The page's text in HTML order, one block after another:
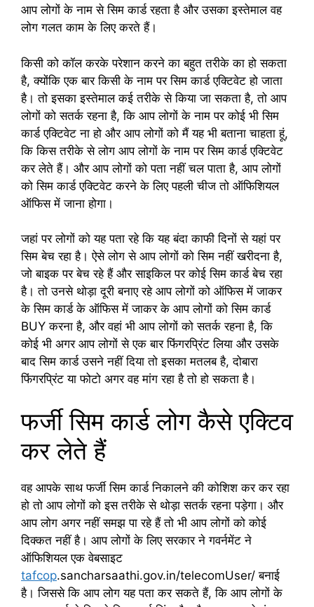
आप लोगों के नाम से सिम कार्ड रहता है और उसका इस्तेमाल वह
लोग गलत काम के लिए करते हैं।
किसी को कॉल करके परेशान करने का बहुत तरीके का हो सकता
है, क्योंकि एक बार किसी के नाम पर सिम कार्ड एक्टिवेट हो जाता
है। तो इसका इस्तेमाल कई तरीके से किया जा सकता है, तो आप
लोगों को सतर्क रहना है, कि आप लोगों के नाम पर कोई भी सिम
कार्ड एक्टिवेट ना हो और आप लोगों को मैं यह भी बताना चाहता हूं,
कि किस तरीके से लोग आप लोगों के नाम पर सिम कार्ड एक्टिवेट
कर लेते हैं। और आप लोगों को पता नहीं चल पाता है, आप लोगों
को सिम कार्ड एक्टिवेट करने के लिए पहली चीज तो ऑफिशियल
ऑफिस में जाना होगा।
जहां पर लोगों को यह पता रहे कि यह बंदा काफी दिनों से यहां पर
सिम बेच रहा है। ऐसे लोग से आप लोगों को सिम नहीं खरीदना है,
जो बाइक पर बेच रहे हैं और साइकिल पर कोई सिम कार्ड बेच रहा
है। तो उनसे थोड़ा दूरी बनाए रहे आप लोगों को ऑफिस में जाकर
के सिम कार्ड के ऑफिस में जाकर के आप लोगों को सिम कार्ड
BUY करना है, और वहां भी आप लोगों को सतर्क रहना है, कि
कोई भी अगर आप लोगों से एक बार फिंगरप्रिंट लिया और उसके
बाद सिम कार्ड उसने नहीं दिया तो इसका मतलब है, दोबारा
फिंगरप्रिंट या फोटो अगर वह मांग रहा है तो हो सकता है।
फर्जी सिम कार्ड लोग कैसे एक्टिव
कर लेते हैं
वह आपके साथ फर्जी सिम कार्ड निकालने की कोशिश कर कर रहा
हो तो आप लोगों को इस तरीके से थोड़ा सतर्क रहना पड़ेगा। और
आप लोग अगर नहीं समझ पा रहे हैं तो भी आप लोगों को कोई
दिक्कत नहीं है। आप लोगों के लिए सरकार ने गवर्नमेंट ने
ऑफिशियल एक वेबसाइट
tafcop.sancharsaathi.gov.in/telecomUser/ बनाई
है। जिससे कि आप लोग यह पता कर सकते हैं, कि आप लोगों के